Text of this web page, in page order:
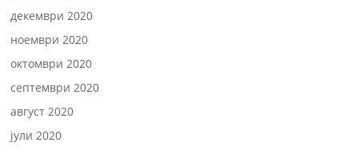
декември 2020
ноември 2020
октомври 2020
септември 2020
август 2020
јули 2020